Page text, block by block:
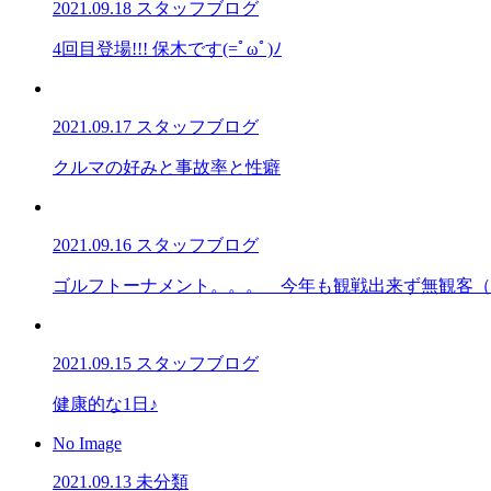
2021.09.18 スタッフブログ
4回目登場!!! 保木です(=ﾟωﾟ)ﾉ
2021.09.17 スタッフブログ
クルマの好みと事故率と性癖
2021.09.16 スタッフブログ
ゴルフトーナメント。。。 今年も観戦出来ず無観客
2021.09.15 スタッフブログ
健康的な1日♪
No Image
2021.09.13 未分類